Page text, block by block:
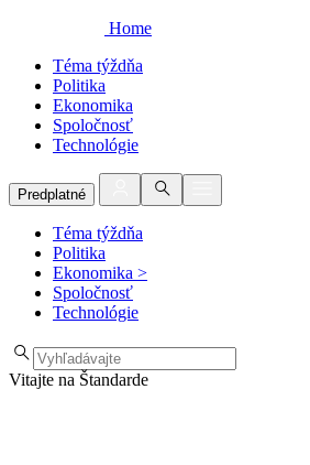
Home
Téma týždňa
Politika
Ekonomika
Spoločnosť
Technológie
Predplatné
Téma týždňa
Politika
Ekonomika >
Spoločnosť
Technológie
Vitajte na Štandarde